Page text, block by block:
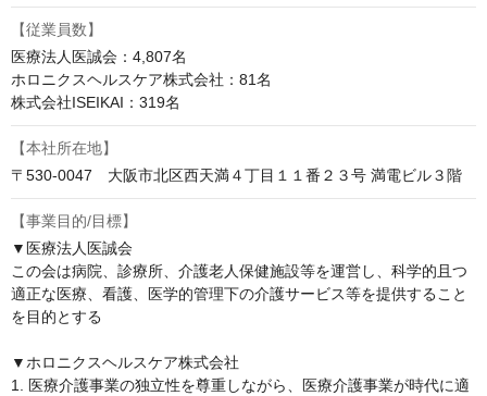
【従業員数】
医療法人医誠会：4,807名
ホロニクスヘルスケア株式会社：81名
株式会社ISEIKAI：319名
【本社所在地】
〒530-0047　大阪市北区西天満４丁目１１番２３号 満電ビル３階
【事業目的/目標】
▼医療法人医誠会
この会は病院、診療所、介護老人保健施設等を運営し、科学的且つ
適正な医療、看護、医学的管理下の介護サービス等を提供すること
を目的とする
▼ホロニクスヘルスケア株式会社
1. 医療介護事業の独立性を尊重しながら、医療介護事業が時代に適